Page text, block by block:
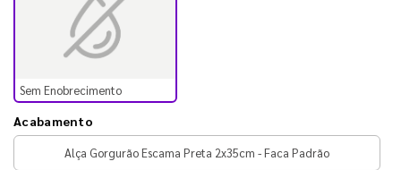
Sem Enobrecimento
Acabamento
Alça Gorgurão Escama Preta 2x35cm - Faca Padrão